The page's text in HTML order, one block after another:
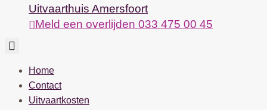
Uitvaarthuis Amersfoort
Meld een overlijden 033 475 00 45
Home
Contact
Uitvaartkosten